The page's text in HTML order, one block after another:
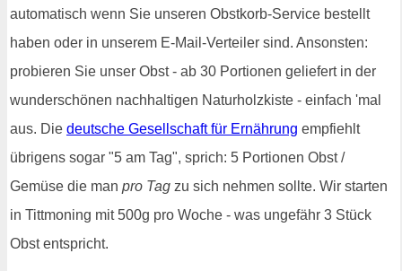
automatisch wenn Sie unseren Obstkorb-Service bestellt
haben oder in unserem E-Mail-Verteiler sind. Ansonsten:
probieren Sie unser Obst - ab 30 Portionen geliefert in der
wunderschönen nachhaltigen Naturholzkiste - einfach 'mal
aus. Die deutsche Gesellschaft für Ernährung empfiehlt
übrigens sogar "5 am Tag", sprich: 5 Portionen Obst /
Gemüse die man pro Tag zu sich nehmen sollte. Wir starten
in Tittmoning mit 500g pro Woche - was ungefähr 3 Stück
Obst entspricht.